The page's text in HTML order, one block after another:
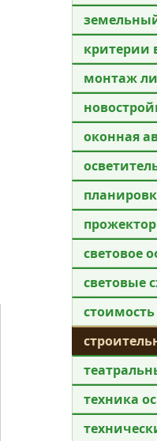
критерии
монтаж
оконная
световое
световые
техника